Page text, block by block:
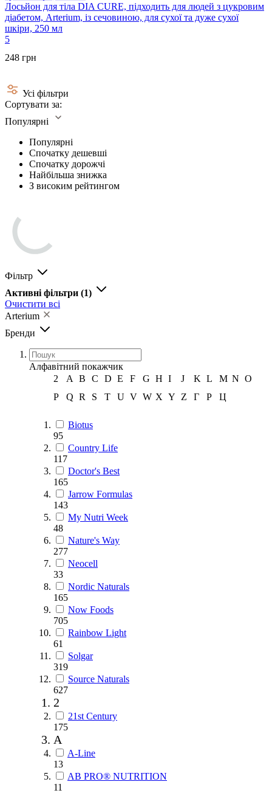
Лосьйон для тіла DIA CURE, підходить для людей з цукровим
діабетом, Arterium, із сечовиною, для сухої та дуже сухої
шкіри, 250 мл
5
248 грн
Усі фільтри
Сортувати за:
Популярні
Популярні
Спочатку дешевші
Спочатку дорожчі
Найбільша знижка
З високим рейтингом
Фільтр
Активні фільтри (1)
Очистити всі
Arterium
Бренди
Алфавітний покажчик
2
A B C D E F G H I J K L M N O
P
Q R S T U V W X Y Z Г Р Ц
Biotus
95
Country Life
117
Doctor's Best
165
Jarrow Formulas
143
My Nutri Week
48
Nature's Way
277
Neocell
33
Nordic Naturals
165
Now Foods
705
Rainbow Light
61
Solgar
319
Source Naturals
627
2
21st Century
175
A
A-Line
13
AB PRO® NUTRITION
11